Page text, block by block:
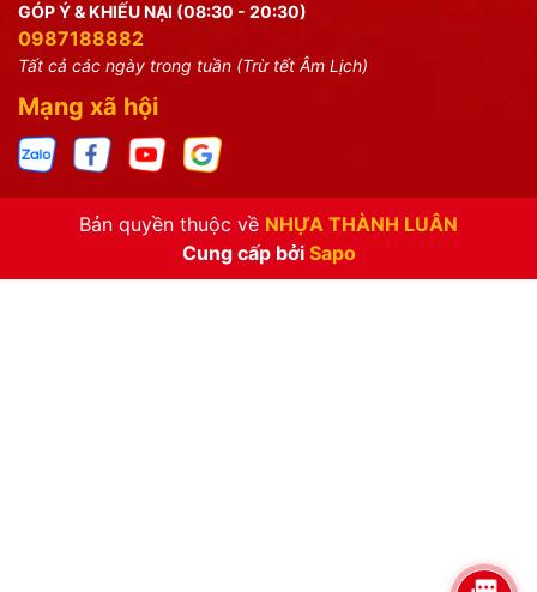
GÓP Ý & KHIẾU NẠI (08:30 - 20:30)
0987188882
Tất cả các ngày trong tuần (Trừ tết Âm Lịch)
Mạng xã hội
Bản quyền thuộc về NHỰA THÀNH LUÂN
Cung cấp bởi Sapo